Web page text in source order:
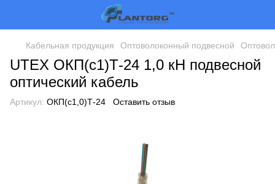
Кабельная продукция Оптоволоконный подвесной
UTEX ОКП(с1)Т-24 1,0 кН подвесной
оптический кабель
Артикул: ОКП(с1,0)Т-24 Оставить отзыв